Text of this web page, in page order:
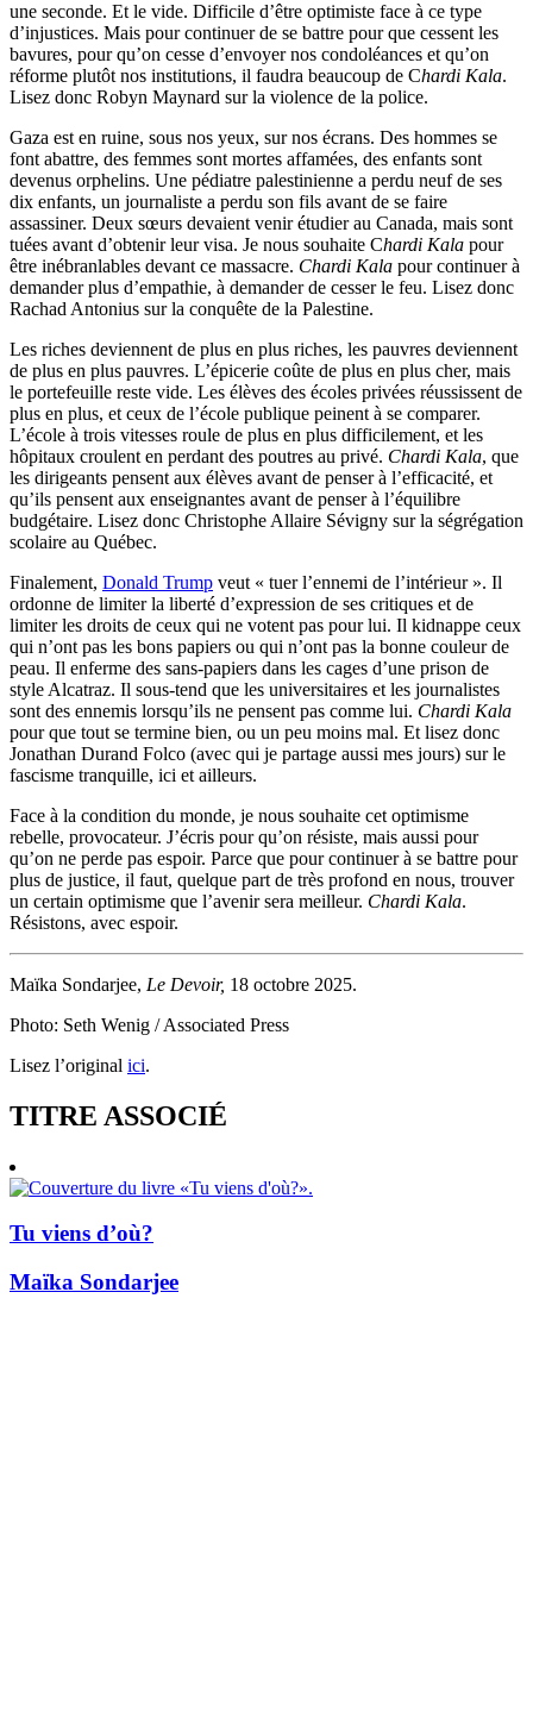
une seconde. Et le vide. Difficile d’être optimiste face à ce type
d’injustices. Mais pour continuer de se battre pour que cessent les
bavures, pour qu’on cesse d’envoyer nos condoléances et qu’on
réforme plutôt nos institutions, il faudra beaucoup de Chardi Kala.
Lisez donc Robyn Maynard sur la violence de la police.
Gaza est en ruine, sous nos yeux, sur nos écrans. Des hommes se
font abattre, des femmes sont mortes affamées, des enfants sont
devenus orphelins. Une pédiatre palestinienne a perdu neuf de ses
dix enfants, un journaliste a perdu son fils avant de se faire
assassiner. Deux sœurs devaient venir étudier au Canada, mais sont
tuées avant d’obtenir leur visa. Je nous souhaite Chardi Kala pour
être inébranlables devant ce massacre. Chardi Kala pour continuer à
demander plus d’empathie, à demander de cesser le feu. Lisez donc
Rachad Antonius sur la conquête de la Palestine.
Les riches deviennent de plus en plus riches, les pauvres deviennent
de plus en plus pauvres. L’épicerie coûte de plus en plus cher, mais
le portefeuille reste vide. Les élèves des écoles privées réussissent de
plus en plus, et ceux de l’école publique peinent à se comparer.
L’école à trois vitesses roule de plus en plus difficilement, et les
hôpitaux croulent en perdant des poutres au privé. Chardi Kala, que
les dirigeants pensent aux élèves avant de penser à l’efficacité, et
qu’ils pensent aux enseignantes avant de penser à l’équilibre
budgétaire. Lisez donc Christophe Allaire Sévigny sur la ségrégation
scolaire au Québec.
Finalement, Donald Trump veut « tuer l’ennemi de l’intérieur ». Il
ordonne de limiter la liberté d’expression de ses critiques et de
limiter les droits de ceux qui ne votent pas pour lui. Il kidnappe ceux
qui n’ont pas les bons papiers ou qui n’ont pas la bonne couleur de
peau. Il enferme des sans-papiers dans les cages d’une prison de
style Alcatraz. Il sous-tend que les universitaires et les journalistes
sont des ennemis lorsqu’ils ne pensent pas comme lui. Chardi Kala
pour que tout se termine bien, ou un peu moins mal. Et lisez donc
Jonathan Durand Folco (avec qui je partage aussi mes jours) sur le
fascisme tranquille, ici et ailleurs.
Face à la condition du monde, je nous souhaite cet optimisme
rebelle, provocateur. J’écris pour qu’on résiste, mais aussi pour
qu’on ne perde pas espoir. Parce que pour continuer à se battre pour
plus de justice, il faut, quelque part de très profond en nous, trouver
un certain optimisme que l’avenir sera meilleur. Chardi Kala.
Résistons, avec espoir.
Maïka Sondarjee, Le Devoir, 18 octobre 2025.
Photo: Seth Wenig / Associated Press
Lisez l’original ici.
TITRE ASSOCIÉ
Tu viens d’où?
Maïka Sondarjee